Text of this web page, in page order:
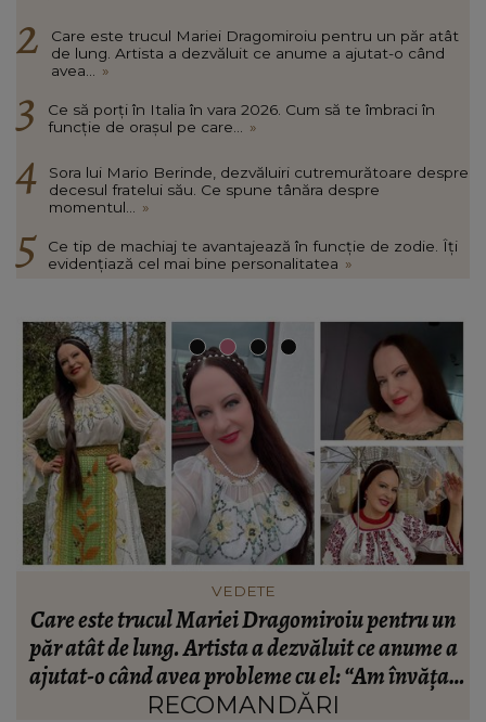
Care este trucul Mariei Dragomiroiu pentru un păr atât
de lung. Artista a dezvăluit ce anume a ajutat-o când
avea...
»
Ce să porți în Italia în vara 2026. Cum să te îmbraci în
funcție de orașul pe care...
»
Sora lui Mario Berinde, dezvăluiri cutremurătoare despre
decesul fratelui său. Ce spune tânăra despre
momentul...
»
Ce tip de machiaj te avantajează în funcție de zodie. Îți
evidențiază cel mai bine personalitatea »
VEDETE
Care este trucul Mariei Dragomiroiu pentru un
păr atât de lung. Artista a dezvăluit ce anume a
ajutat-o când avea probleme cu el: “Am învățat
din bătrâni.”
RECOMANDĂRI